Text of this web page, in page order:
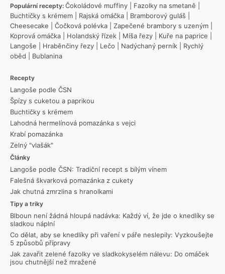
Populární recepty: Čokoládové muffiny Fazolky na smetaně
Buchtičky s krémem
Rajská omáčka Bramborový guláš
Cheesecake
Čočková polévka Zapečené brambory s uzeným
Koprová omáčka
Holandský řízek Míša řezy Kuře na paprice
Langoše
Hraběnčiny řezy Lečo Nadýchaný perník
Rychlý
oběd
Bublanina
Recepty
Langoše podle ČSN
Špízy s cuketou a paprikou
Buchtičky s krémem
Lahodná hermelínová pomazánka s vejci
Krabí pomazánka
Zelný "vlašák"
Články
Langoše podle ČSN: Tradiční recept s bílým vínem
Falešná škvarková pomazánka z cukety
Jak chutná zmrzlina s hranolkami
Tipy a triky
Blboun není žádná hloupá nadávka: Každý ví, že jde o knedlíky se
sladkou náplní
Co dělat, aby se knedlíky při vaření v páře neslepily: Vyzkoušejte
5 způsobů přípravy
Jak zavařit zelené fazolky ve sladkokyselém nálevu: Do omáček
jsou chutnější než mražené